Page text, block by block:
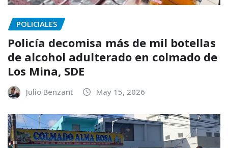
POLICIALES
Policía decomisa más de mil botellas
de alcohol adulterado en colmado de
Los Mina, SDE
Julio Benzant May 15, 2026